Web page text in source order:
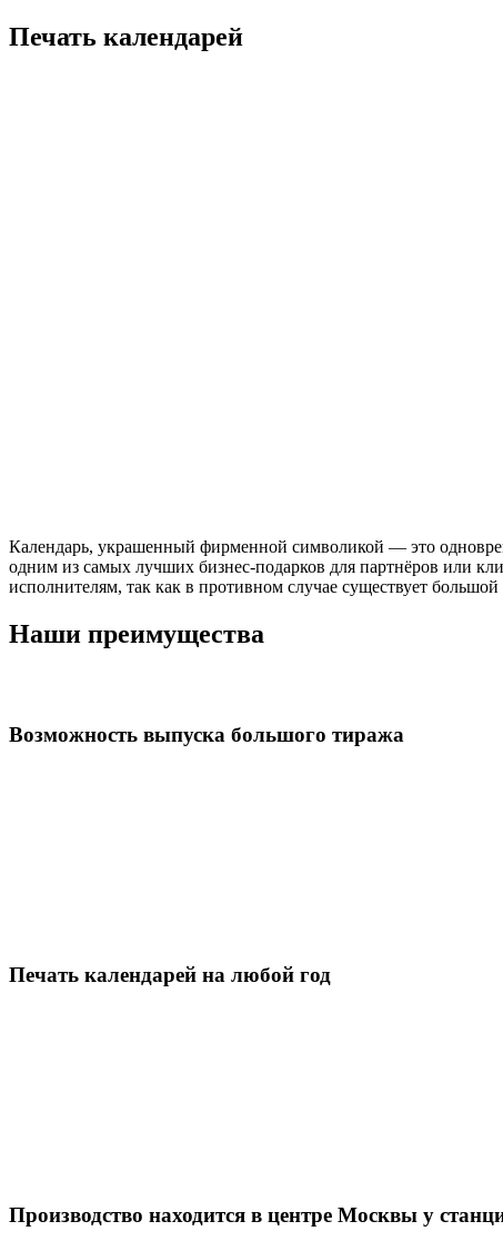
Печать календарей
Календарь, украшенный фирменной символикой — это
одним из самых лучших бизнес-подарков для партнёров или
исполнителям, так как в противном случае существует большой
Наши преимущества
Возможность выпуска большого тиража
Печать календарей на любой год
Производство находится в центре Москвы у